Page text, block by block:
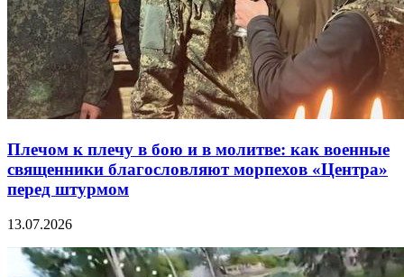
Плечом к плечу в бою и в молитве: как военные
священники благословляют морпехов «Центра»
перед штурмом
13.07.2026